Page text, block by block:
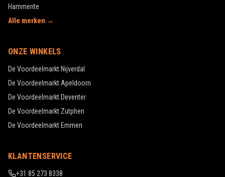
Hammerite
Alle merken →
ONZE WINKELS
De Voordeelmarkt Nijverdal
De Voordeelmarkt Apeldoorn
De Voordeelmarkt Deventer
De Voordeelmarkt Zutphen
De Voordeelmarkt Emmen
KLANTENSERVICE
+31 85 273 8338